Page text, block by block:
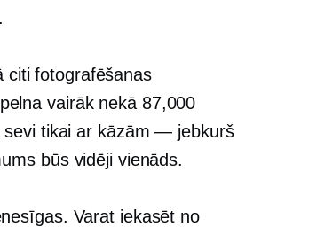
citi fotografēšanas
vairāk nekā 87,000
sevi tikai ar kāzām — jebkurš
būs vidēji vienāds.
Varat iekasēt no